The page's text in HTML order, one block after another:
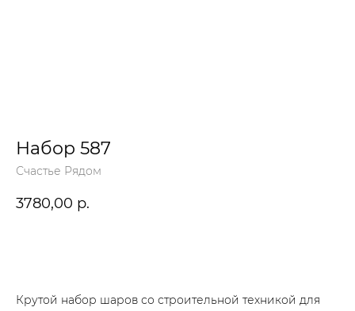
Набор 587
Счастье Рядом
3780,00 р.
Крутой набор шаров со строительной техникой для